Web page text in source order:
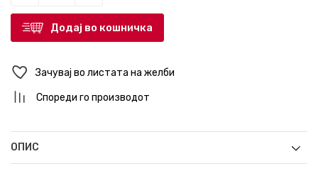
Додај во кошничка
Зачувај во листата на желби
Спореди го производот
ОПИС